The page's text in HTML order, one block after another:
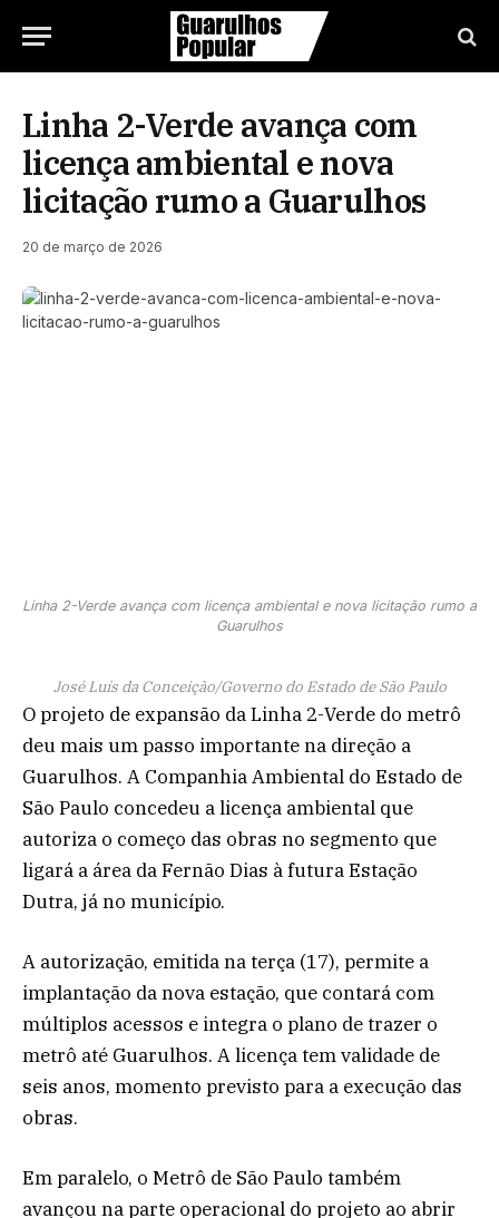
Linha 2-Verde avança com
licença ambiental e nova
licitação rumo a Guarulhos
20 de março de 2026
Linha 2-Verde avança com licença ambiental e nova licitação rumo a
Guarulhos
José Luís da Conceição/Governo do Estado de São Paulo
O projeto de expansão da Linha 2-Verde do metrô
deu mais um passo importante na direção a
Guarulhos. A Companhia Ambiental do Estado de
São Paulo concedeu a licença ambiental que
autoriza o começo das obras no segmento que
ligará a área da Fernão Dias à futura Estação
Dutra, já no município.
A autorização, emitida na terça (17), permite a
implantação da nova estação, que contará com
múltiplos acessos e integra o plano de trazer o
metrô até Guarulhos. A licença tem validade de
seis anos, momento previsto para a execução das
obras.
Em paralelo, o Metrô de São Paulo também
avançou na parte operacional do projeto ao abrir